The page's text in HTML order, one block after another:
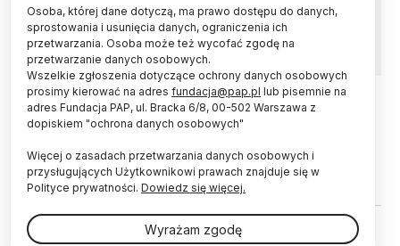
Rybacy obawiają się wielkich brył lodu
ograniczających dostęp do łowisk.
ŚWIAT 03.02.2025
oderwał się fragment mierzący 19
km
ŚWIAT 26.11.2023
Osoba, której dane dotyczą, ma prawo dostępu do danych,
sprostowania i usunięcia danych, ograniczenia ich
przetwarzania. Osoba może też wycofać zgodę na
przetwarzanie danych osobowych.
Wszelkie zgłoszenia dotyczące ochrony danych osobowych
prosimy kierować na adres fundacja@pap.pl lub pisemnie na
adres Fundacja PAP, ul. Bracka 6/8, 00-502 Warszawa z
dopiskiem "ochrona danych osobowych"
Więcej o zasadach przetwarzania danych osobowych i
przysługujących Użytkownikowi prawach znajduje się w
Polityce prywatności. Dowiedz się więcej.
Wyrażam zgodę